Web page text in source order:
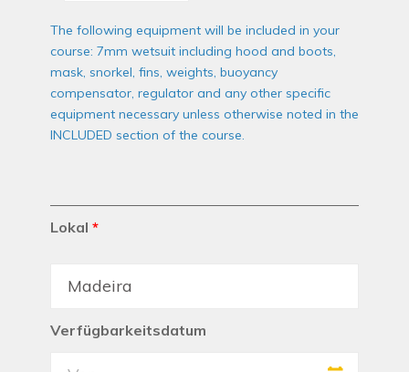
The following equipment will be included in your
course: 7mm wetsuit including hood and boots,
mask, snorkel, fins, weights, buoyancy
compensator, regulator and any other specific
equipment necessary unless otherwise noted in the
INCLUDED section of the course.
Lokal *
Verfügbarkeitsdatum